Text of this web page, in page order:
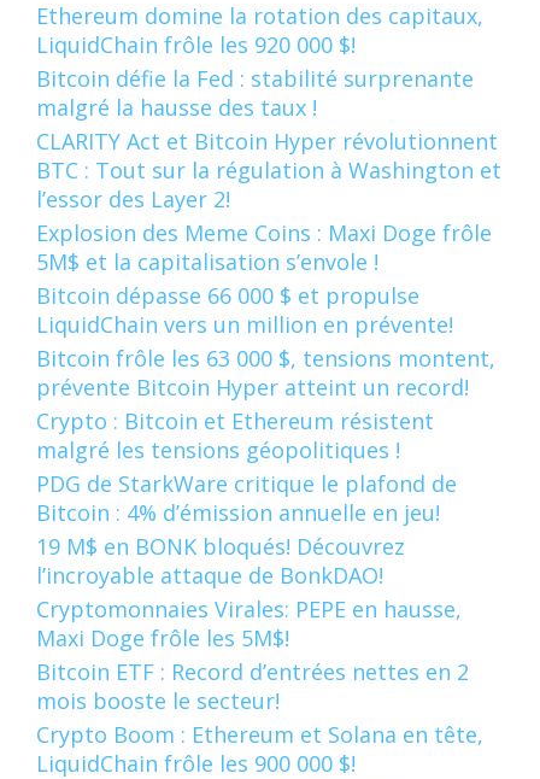
Ethereum domine la rotation des capitaux,
LiquidChain frôle les 920 000 $!
Bitcoin défie la Fed : stabilité surprenante
malgré la hausse des taux !
CLARITY Act et Bitcoin Hyper révolutionnent
BTC : Tout sur la régulation à Washington et
l’essor des Layer 2!
Explosion des Meme Coins : Maxi Doge frôle
5M$ et la capitalisation s’envole !
Bitcoin dépasse 66 000 $ et propulse
LiquidChain vers un million en prévente!
Bitcoin frôle les 63 000 $, tensions montent,
prévente Bitcoin Hyper atteint un record!
Crypto : Bitcoin et Ethereum résistent
malgré les tensions géopolitiques !
PDG de StarkWare critique le plafond de
Bitcoin : 4% d’émission annuelle en jeu!
19 M$ en BONK bloqués! Découvrez
l’incroyable attaque de BonkDAO!
Cryptomonnaies Virales: PEPE en hausse,
Maxi Doge frôle les 5M$!
Bitcoin ETF : Record d’entrées nettes en 2
mois booste le secteur!
Crypto Boom : Ethereum et Solana en tête,
LiquidChain frôle les 900 000 $!